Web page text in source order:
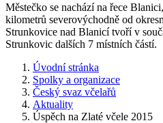
Městečko se nachází na řece
kilometrů severovýchodně od
Strunkovice nad Blanicí tvoří v
Strunkovic dalších 7 místních částí.
Úvodní stránka
Spolky a organizace
Český svaz včelařů
Aktuality
Úspěch na Zlaté včele 2015